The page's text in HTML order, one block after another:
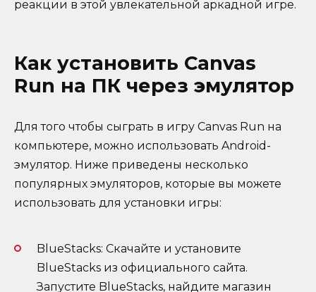
реакции в этой увлекательной аркадной игре.
Как установить Canvas
Run на ПК через эмулятор
Для того чтобы сыграть в игру Canvas Run на
компьютере, можно использовать Android-
эмулятор. Ниже приведены несколько
популярных эмуляторов, которые вы можете
использовать для установки игры:
BlueStacks: Скачайте и установите
BlueStacks из официального сайта.
Запустите BlueStacks, найдите магазин